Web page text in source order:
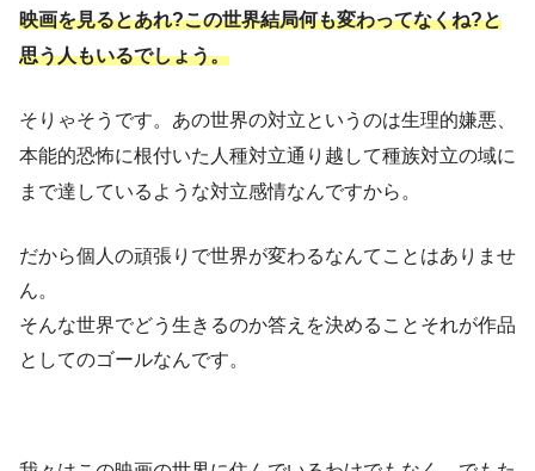
映画を見るとあれ?この世界結局何も変わってなくね?と
思う人もいるでしょう。
そりゃそうです。あの世界の対立というのは生理的嫌悪、
本能的恐怖に根付いた人種対立通り越して種族対立の域に
まで達しているような対立感情なんですから。
だから個人の頑張りで世界が変わるなんてことはありませ
ん。
そんな世界でどう生きるのか答えを決めることそれが作品
としてのゴールなんです。